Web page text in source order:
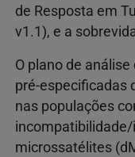
de Resposta em
v1.1), e a
O plano de
pré‑especificadas
nas populações
microssatélites